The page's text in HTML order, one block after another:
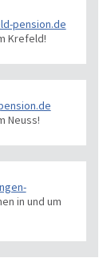
pension.de
Krefeld!
Neuss!
in und um